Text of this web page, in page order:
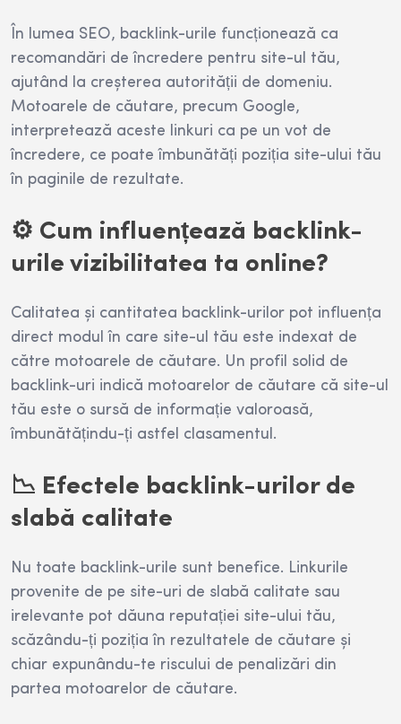
În lumea SEO, backlink-urile funcționează ca
recomandări de încredere pentru site-ul tău,
ajutând la creșterea autorității de domeniu.
Motoarele de căutare, precum Google,
interpretează aceste linkuri ca pe un vot de
încredere, ce poate îmbunătăți poziția site-ului tău
în paginile de rezultate.
⚙️ Cum influențează backlink-
urile vizibilitatea ta online?
Calitatea și cantitatea backlink-urilor pot influența
direct modul în care site-ul tău este indexat de
către motoarele de căutare. Un profil solid de
backlink-uri indică motoarelor de căutare că site-ul
tău este o sursă de informație valoroasă,
îmbunătățindu-ți astfel clasamentul.
📉 Efectele backlink-urilor de
slabă calitate
Nu toate backlink-urile sunt benefice. Linkurile
provenite de pe site-uri de slabă calitate sau
irelevante pot dăuna reputației site-ului tău,
scăzându-ți poziția în rezultatele de căutare și
chiar expunându-te riscului de penalizări din
partea motoarelor de căutare.